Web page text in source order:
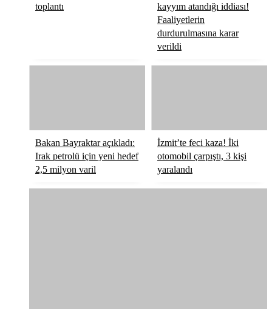
toplantı
kayyım atandığı iddiası!
Faaliyetlerin
durdurulmasına karar
verildi
Bakan Bayraktar açıkladı:
Irak petrolü için yeni hedef
2,5 milyon varil
İzmit’te feci kaza! İki
otomobil çarpıştı, 3 kişi
yaralandı